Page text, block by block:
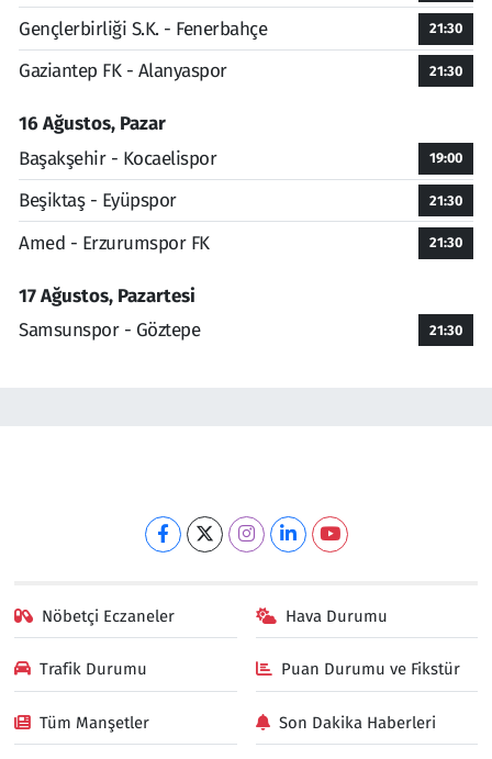
Gençlerbirliği S.K. - Fenerbahçe 21:30
Gaziantep FK - Alanyaspor 21:30
16 Ağustos, Pazar
Başakşehir - Kocaelispor
19:00
Beşiktaş - Eyüpspor 21:30
Amed - Erzurumspor FK 21:30
17 Ağustos, Pazartesi
Samsunspor - Göztepe
21:30
Nöbetçi Eczaneler Hava Durumu
Trafik Durumu Puan Durumu ve Fikstür
Tüm Manşetler Son Dakika Haberleri